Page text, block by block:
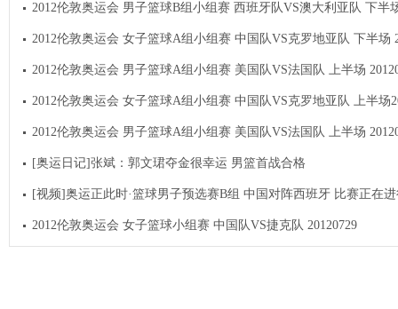
2012伦敦奥运会 男子篮球B组小组赛 西班牙队VS澳大利亚队 下半
2012伦敦奥运会 女子篮球A组小组赛 中国队VS克罗地亚队 下半场
2012伦敦奥运会 男子篮球A组小组赛 美国队VS法国队 上半场
2012伦敦奥运会 女子篮球A组小组赛 中国队VS克罗地亚队 上半场
2012伦敦奥运会 男子篮球A组小组赛 美国队VS法国队 上半场
[奥运日记]张斌：郭文珺夺金很幸运 男篮首战合格
[视频]奥运正此时·篮球男子预选赛B组 中国对阵西班牙 比赛正在
2012伦敦奥运会 女子篮球小组赛 中国队VS捷克队 20120729